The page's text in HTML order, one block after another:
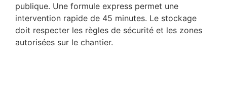
publique. Une formule express permet une
intervention rapide de 45 minutes. Le stockage
doit respecter les règles de sécurité et les zones
autorisées sur le chantier.